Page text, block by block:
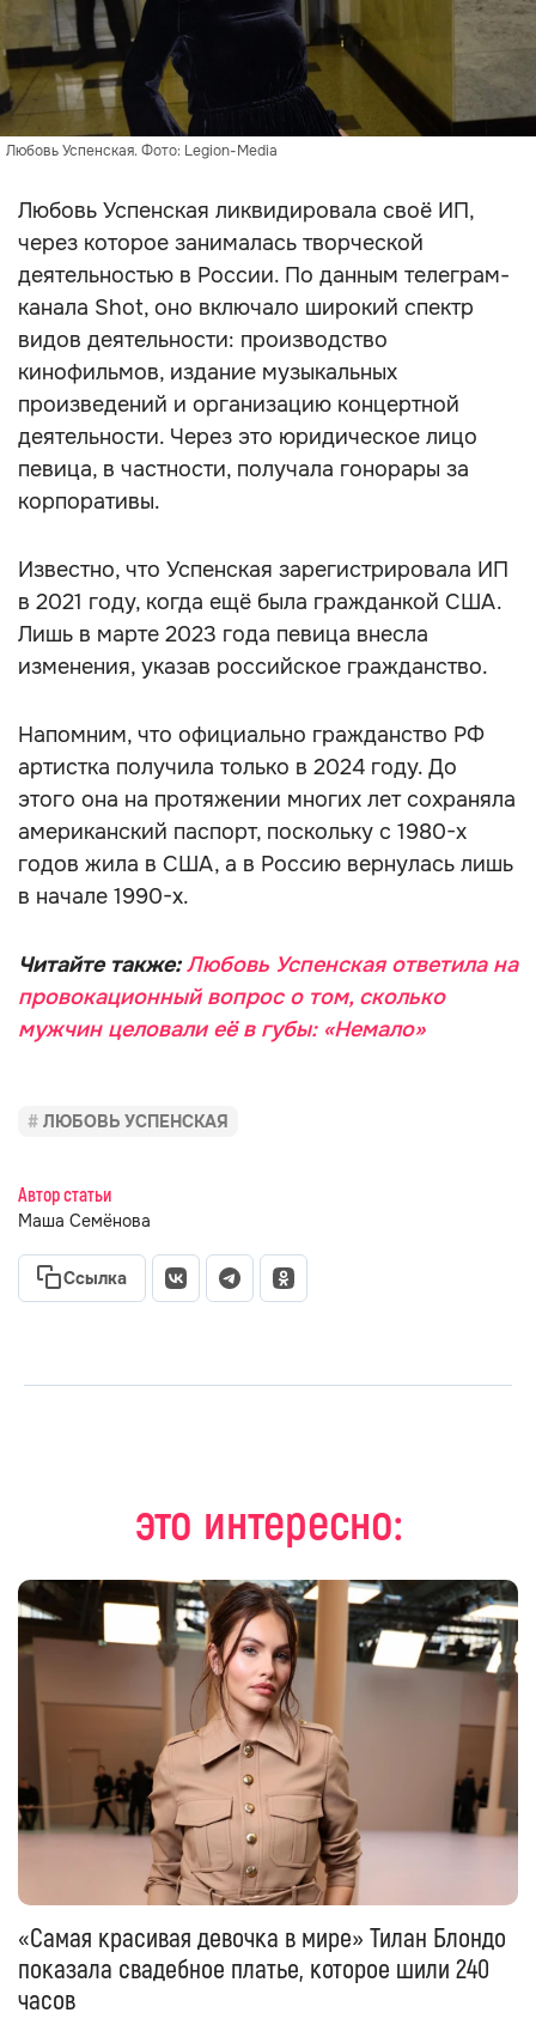
Любовь Успенская. Фото: Legion-Media
Любовь Успенская ликвидировала своё ИП,
через которое занималась творческой
деятельностью в России. По данным телеграм-
канала Shot, оно включало широкий спектр
видов деятельности: производство
кинофильмов, издание музыкальных
произведений и организацию концертной
деятельности. Через это юридическое лицо
певица, в частности, получала гонорары за
корпоративы.
Известно, что Успенская зарегистрировала ИП
в 2021 году, когда ещё была гражданкой США.
Лишь в марте 2023 года певица внесла
изменения, указав российское гражданство.
Напомним, что официально гражданство РФ
артистка получила только в 2024 году. До
этого она на протяжении многих лет сохраняла
американский паспорт, поскольку с 1980-х
годов жила в США, а в Россию вернулась лишь
в начале 1990-х.
Читайте также:Любовь Успенская ответила на
провокационный вопрос о том, сколько
мужчин целовали её в губы: «Немало»
ЛЮБОВЬ УСПЕНСКАЯ
Автор статьи
Маша Семёнова
Ссылка
это интересно:
«Самая красивая девочка в мире» Тилан Блондо
показала свадебное платье, которое шили 240
часов